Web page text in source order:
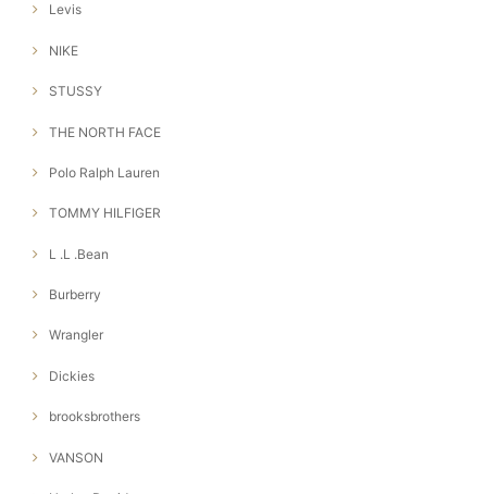
Levis
NIKE
STUSSY
THE NORTH FACE
Polo Ralph Lauren
TOMMY HILFIGER
L .L .Bean
Burberry
Wrangler
Dickies
brooksbrothers
VANSON